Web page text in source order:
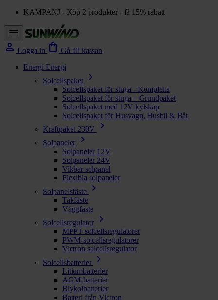
KAMPANJ - Köp 2 produkter - få 15% rabatt
menu
person Logga in shopping_bag Gå till kassan
Energi Energi
Solcellspaket
chevron_right
Solcellspaket för stuga - Kompletta
Solcellspaket för stuga – Grundpaket
Solcellspaket med 12V kylskåp
Solcellspaket för Husvagn, Husbil & Båt
Kraftpaket 230V
chevron_right
Solpaneler chevron_right
Solpaneler 12V
Solpaneler 24V
Vikbar solpanel
Flexibla solpaneler
Solpanelsfäste
chevron_right
Takfäste
Väggfäste
Solcellsregulator
chevron_right
MPPT-solcellsregulatorer
PWM-solcellsregulatorer
Victron solcellsregulator
Solcellsbatterier
chevron_right
Litiumbatterier
AGM-batterier
Blykolbatterier
Batteri från Victron